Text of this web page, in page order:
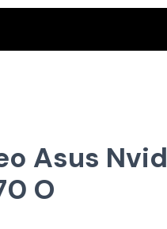
Asus
O